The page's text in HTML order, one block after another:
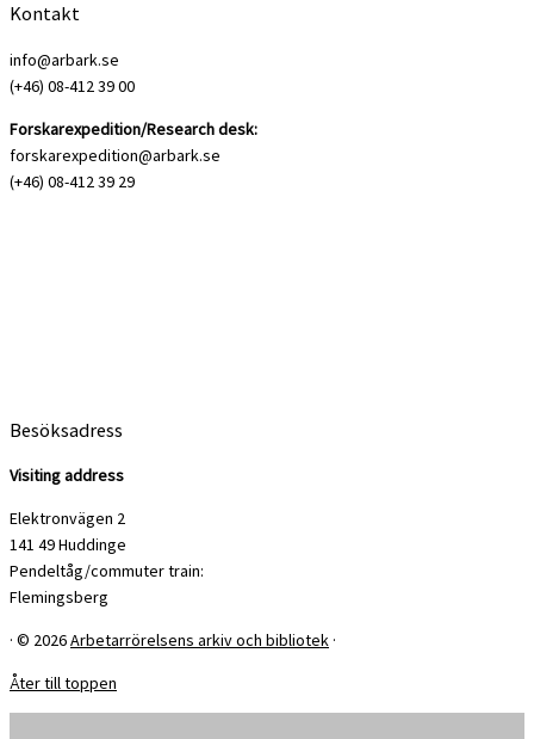
Kontakt
info@arbark.se
(+46) 08-412 39 00
Forskarexpedition/Research desk:
forskarexpedition@arbark.se
(+46) 08-412 39 29
Besöksadress
Visiting address
Elektronvägen 2
141 49 Huddinge
Pendeltåg/commuter train:
Flemingsberg
· © 2026Arbetarrörelsens arkiv och bibliotek ·
Åter till toppen